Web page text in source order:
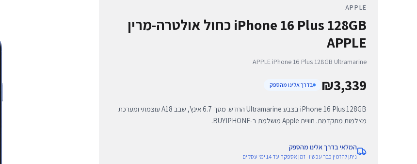
APPLE
iPhone 16 Plus 128GB כחול אולטרה-מרין
APPLE
APPLE iPhone 16 Plus 128GB Ultramarine
₪3,339 בדרך אלינו מהספק
iPhone 16 Plus 128GB בצבע Ultramarine החדש. מסך 6.7 אינץ', שבב A18 עוצמתי ומערכת
מצלמות מתקדמת. חוויית Apple מושלמת ב-BUYIPHONE.
המלאי בדרך אלינו מהספק
ניתן להזמין כבר עכשיו · זמן אספקה עד 14 ימי עסקים